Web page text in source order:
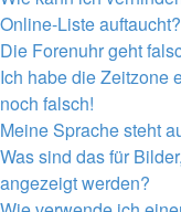
Online-Liste auftaucht?
Die Forenuhr geht
Ich habe die Zeitzone
noch falsch!
Meine Sprache steht
Was sind das für
angezeigt werden?